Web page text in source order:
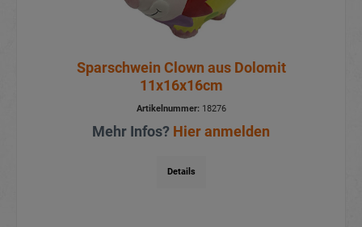
Sparschwein Clown aus Dolomit
11x16x16cm
Artikelnummer:18276
Mehr Infos? Hier anmelden
Details